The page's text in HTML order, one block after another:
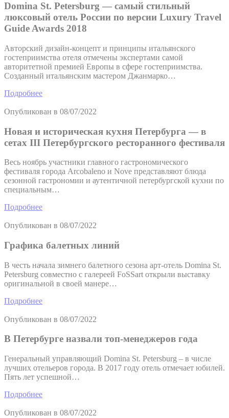
Domina St. Petersburg — самый стильный
люксовый отель России по версии Luxury Travel
Guide Awards 2018
Авторский дизайн-концепт и принципы итальянского
гостеприимства отеля отмечены экспертами самой
авторитетной премией Европы в сфере гостеприимства.
Созданный итальянским мастером Джанмарко…
Подробнее
Опубликован в 08/07/2022
Новая и историческая кухня Петербурга — в
сетах III Петербургского ресторанного фестиваля
Весь ноябрь участники главного гастрономического
фестиваля города Arcobaleno и Nove представляют блюда
сезонной гастрономии и аутентичной петербургской кухни по
специальным…
Подробнее
Опубликован в 08/07/2022
Графика балетных линий
В честь начала зимнего балетного сезона арт-отель Domina St.
Petersburg совместно с галереей FoSSart открыли выставку
оригинальной в своей манере…
Подробнее
Опубликован в 08/07/2022
В Петербурге назвали топ-менеджеров года
Генеральный управляющий Domina St. Petersburg – в числе
лучших отельеров города. В 2017 году отель отмечает юбилей.
Пять лет успешной…
Подробнее
Опубликован в 08/07/2022